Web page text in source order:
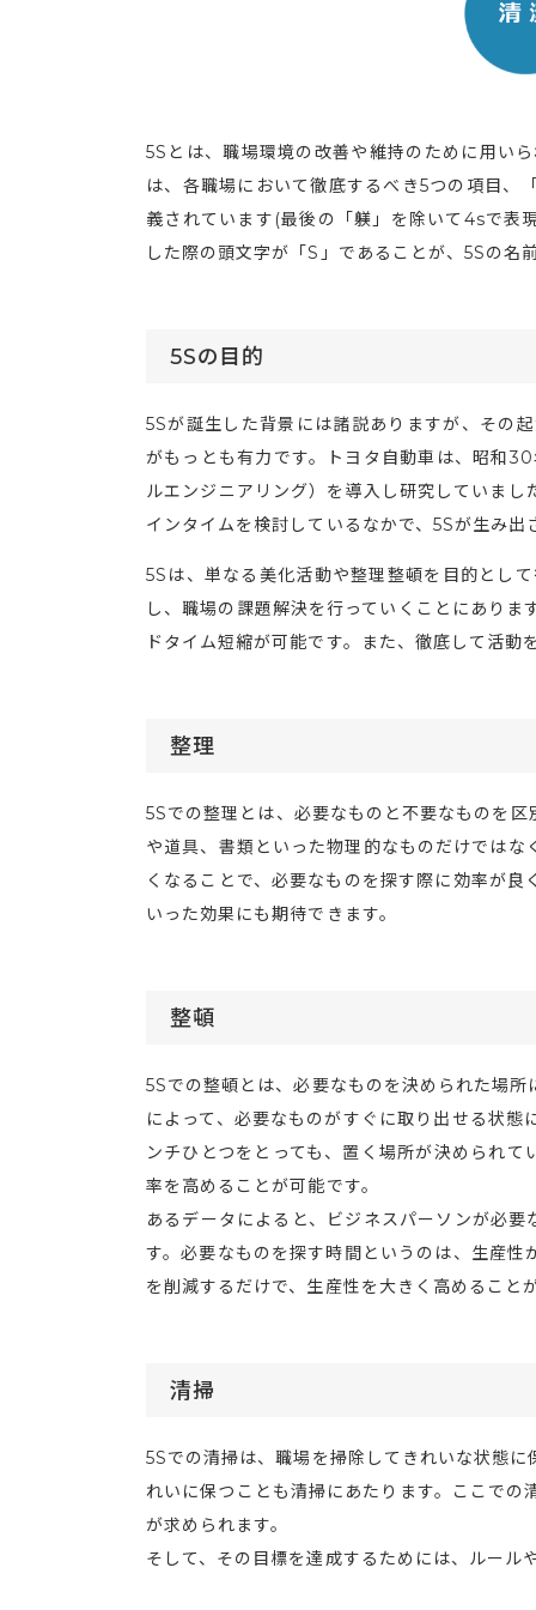
5Sとは、職場環境の改善や維持のために用い
は、各職場において徹底するべき5つの項目、
義されています(最後の「躾」を除いて4sで表
した際の頭文字が「S」であることが、5Sの名
5Sの目的
5Sが誕生した背景には諸説ありますが、その
がもっとも有力です。トヨタ自動車は、昭和
ルエンジニアリング）を導入し研究していま
インタイムを検討しているなかで、5Sが生み出
5Sは、単なる美化活動や整理整頓を目的とし
し、職場の課題解決を行っていくことにあり
ドタイム短縮が可能です。また、徹底して活
整理
5Sでの整理とは、必要なものと不要なものを
や道具、書類といった物理的なものだけでは
くなることで、必要なものを探す際に効率が
いった効果にも期待できます。
整頓
5Sでの整頓とは、必要なものを決められた場
によって、必要なものがすぐに取り出せる状
ンチひとつをとっても、置く場所が決められ
率を高めることが可能です。
あるデータによると、ビジネスパーソンが必
す。必要なものを探す時間というのは、生産
を削減するだけで、生産性を大きく高めること
清掃
5Sでの清掃は、職場を掃除してきれいな状態
れいに保つことも清掃にあたります。ここで
が求められます。
そして、その目標を達成するためには、ルール